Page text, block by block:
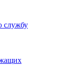
службу